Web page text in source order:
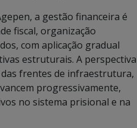
a gestão financeira é
fiscal, organização
com aplicação gradual
estruturais. A perspectiva
frentes de infraestrutura,
progressivamente,
no sistema prisional e na